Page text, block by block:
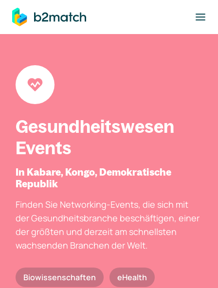
springen
Gesundheitswesen
Events
In Kabare, Kongo, Demokratische
Republik
Finden Sie Networking-Events, die sich mit
der Gesundheitsbranche beschäftigen, einer
der größten und derzeit am schnellsten
wachsenden Branchen der Welt.
Biowissenschaften eHealth